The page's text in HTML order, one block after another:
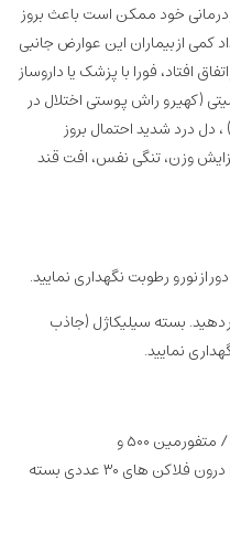
درمانی خود ممکن است باعث بروز
کمی از بیماران این عوارض جانبی
افتاد، فورا با پزشک یا داروساز
(کهیر و راش پوستی اختلال در
دل درد شدید احتمال بروز
وزن، تنگی نفس، افت قند
دهید. بسته سیلیکاژل (جاذب
نمایید.
شرکت داروسازی ریحانه سیتاگلیپتین۵۰/ متفورمین ۵۰۰ و
سیتاگلیپتین۵۰/ متفورمین ۱۰۰۰ خود را درون فلاکن های ۳۰ عددی بسته